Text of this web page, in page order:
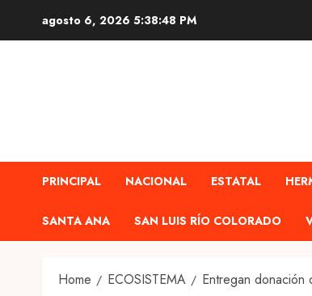
agosto 6, 2026 5:38:49 PM
PRINCIPAL NACIONAL ESTATAL
SANTA ANA SAN LUIS RÍO COLORADO
Home ECOSISTEMA Entregan